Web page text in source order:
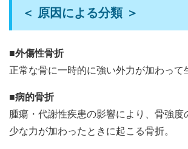
＜ 原因による分類 ＞
■外傷性骨折
正常な骨に一時的に強い外力が加わって
■病的骨折
腫瘍・代謝性疾患の影響により、骨強度
少な力が加わったときに起こる骨折。